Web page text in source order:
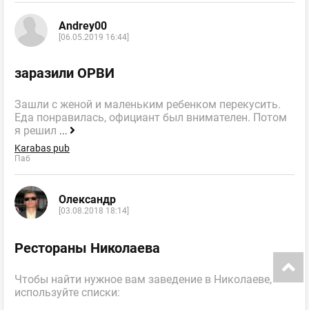
Andrey00
[06.05.2019 16:44]
заразили ОРВИ
Зашли с женой и маленьким ребенком перекусить.
Еда понравилась, официант был внимателен. Потом
я решил ...
Karabas pub
Паб
Олександр
[03.08.2018 18:14]
Рестораны Николаева
Чтобы найти нужное вам заведение в Николаеве,
используйте списки: